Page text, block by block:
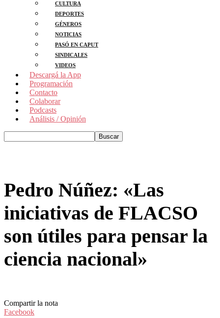
CULTURA
DEPORTES
GÉNEROS
NOTICIAS
PASÓ EN CAPUT
SINDICALES
VIDEOS
Descargá la App
Programación
Contacto
Colaborar
Podcasts
Análisis / Opinión
Pedro Núñez: «Las
iniciativas de FLACSO
son útiles para pensar la
ciencia nacional»
Compartir la nota
Facebook